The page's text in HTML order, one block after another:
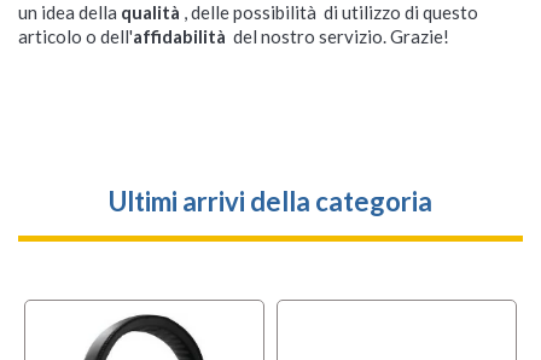
un idea della qualità , delle possibilità di utilizzo di questo
articolo o dell'affidabilità del nostro servizio. Grazie!
Ultimi arrivi della categoria